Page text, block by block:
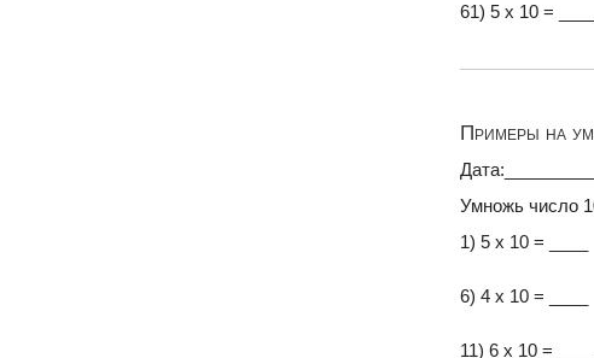
61) 5 x 10 = ____
Примеры на
Умножь число
1) 5 x 10 = ____
6) 4 x 10 = ____
11) 6 x 10 = ____